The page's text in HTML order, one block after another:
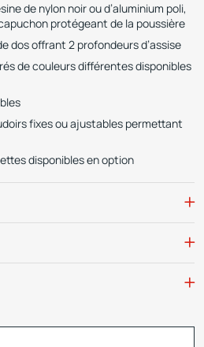
de nylon noir ou d’aluminium poli,
protégeant de la poussière
dos offrant 2 profondeurs d’assise
de couleurs différentes disponibles
fixes ou ajustables permettant
disponibles en option